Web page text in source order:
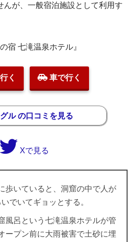
んが、一般宿泊施設として利用す
宿 七滝温泉ホテル』
く 車で行く
ル の口コミを見る
Xで見る
歩いていると、洞窟の中で人が
いでいてギョッとする。
風呂という七滝温泉ホテルが管
ープン前に大雨被害で土砂に埋